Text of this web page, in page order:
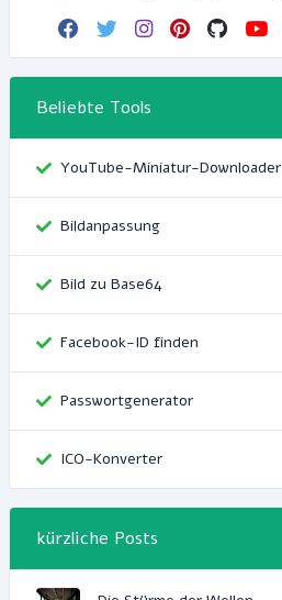
Beliebte Tools
YouTube-Miniatur-Downloader
Bildanpassung
Bild zu Base64
Facebook-ID finden
Passwortgenerator
ICO-Konverter
kürzliche Posts